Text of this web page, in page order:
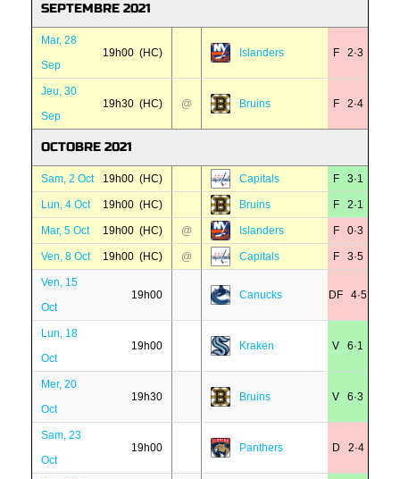
SEPTEMBRE 2021
Mar, 28
Sep
19h00 (HC) Islanders F 2·3
Jeu, 30
Sep
19h30 (HC) @ Bruins F 2·4
OCTOBRE 2021
Sam, 2 Oct 19h00 (HC) Capitals F 3·1
Lun, 4 Oct 19h00 (HC) Bruins F 2·1
Mar, 5 Oct 19h00 (HC) @ Islanders F 0·3
Ven, 8 Oct 19h00 (HC) @ Capitals F 3·5
Ven, 15
Oct
19h00 Canucks DF 4·5
Lun, 18
Oct
19h00 Kraken V 6·1
Mer, 20
Oct
19h30 Bruins V 6·3
Sam, 23
Oct
19h00 Panthers D 2·4